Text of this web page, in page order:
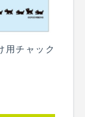
用チャック